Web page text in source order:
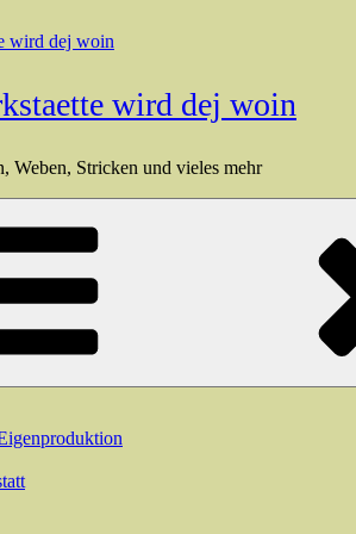
wird dej woin
Weben, Stricken und vieles mehr